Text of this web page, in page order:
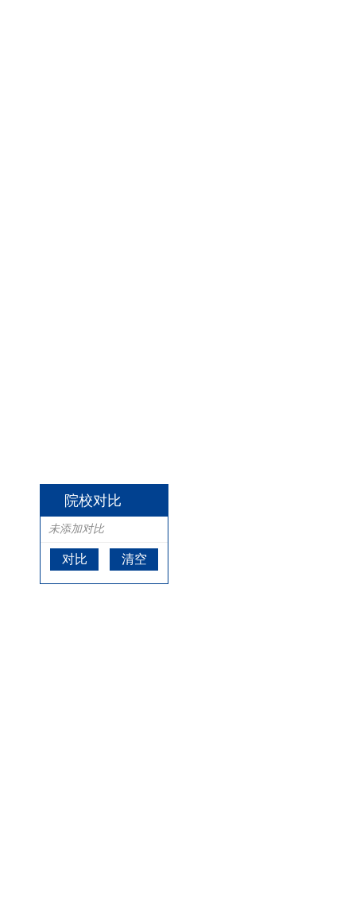
院校对比
未添加对比
对比 清空